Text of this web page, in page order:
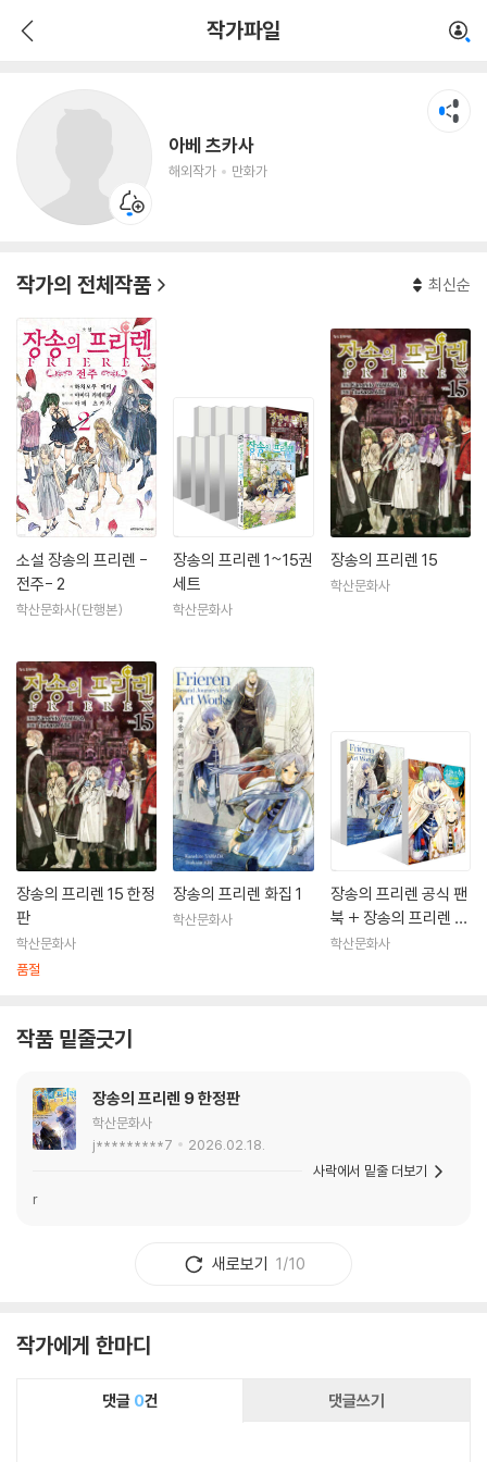
작가파일
아베 츠카사
해외작가 만화가
작가의 전체작품 최신순
소설 장송의 프리렌 -
전주- 2
학산문화사(단행본)
장송의 프리렌 1~15권
세트
학산문화사
장송의 프리렌 15
학산문화사
장송의 프리렌 15 한정
판
학산문화사
품절
장송의 프리렌 화집 1
학산문화사
장송의 프리렌 공식 팬
북 + 장송의 프리렌 화
집 1 세트
학산문화사
작품 밑줄긋기
장송의 프리렌 9 한정판
학산문화사
j*********7
2026.02.18.
r
사락에서 밑줄 더보기
새로보기 1/10
작가에게 한마디
댓글 0건 댓글쓰기